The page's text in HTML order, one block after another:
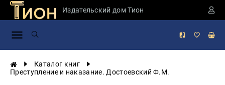
Издательский дом Тион
Каталог книг
Преступление и наказание. Достоевский Ф.М.
Занимательная
России